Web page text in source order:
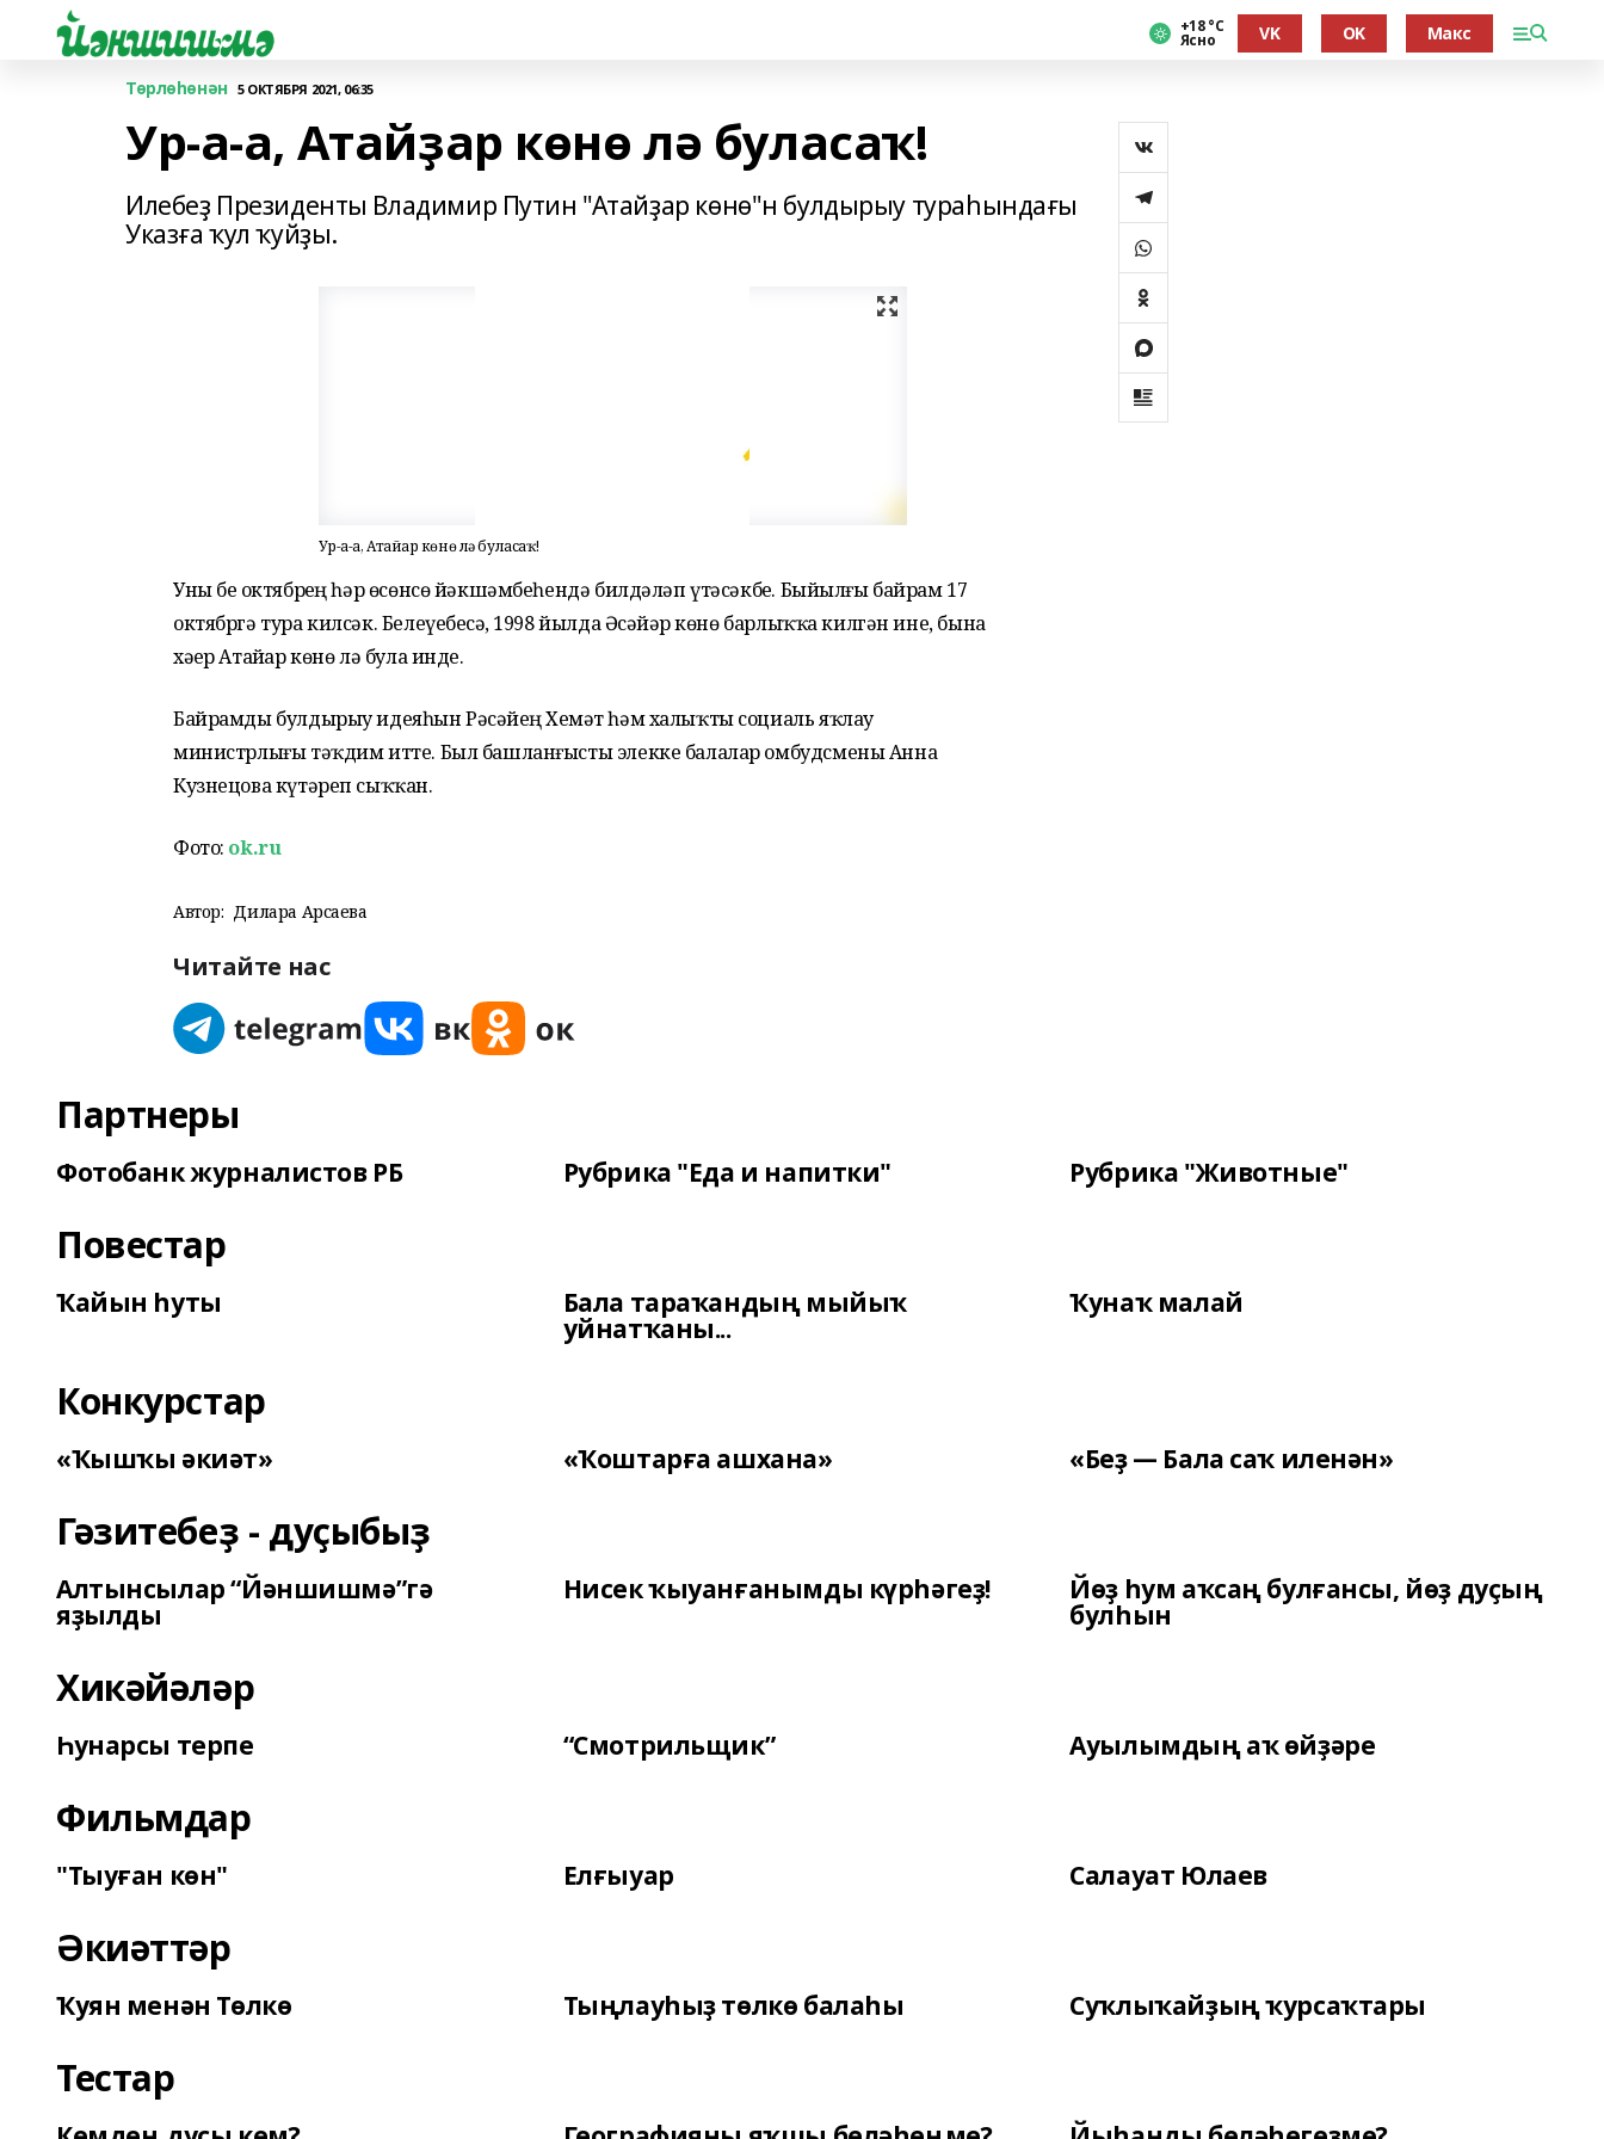
+18 °С
Ясно VK OK Макс
Төрлөһөнән 5 ОКТЯБРЯ 2021, 06:35
Ур-а-а, Атайҙар көнө лә буласаҡ!
Илебеҙ Президенты Владимир Путин "Атайҙар көнө"н булдырыу тураһындағы
Указға ҡул ҡуйҙы.
Ур-а-а, Атайҙар көнө лә буласаҡ!
Уны беҙ октябрҙең һәр өсөнсө йәкшәмбеһендә билдәләп үтәсәкбеҙ. Быйылғы байрам 17
октябргә тура килсәк. Белеүебеҙсә, 1998 йылда Әсәйҙәр көнө барлыҡҡа килгән ине, бына
хәҙер Атайҙар көнө лә була инде.
Байрамды булдырыу идеяһын Рәсәйҙең Хеҙмәт һәм халыҡты социаль яҡлау
министрлығы тәҡдим итте. Был башланғысты элекке балалар омбудсмены Анна
Кузнецова күтәреп сыҡҡан.
Фото: ok.ru
Автор: Дилара Арсаева
Читайте нас
Партнеры
Фотобанк журналистов РБ Рубрика "Еда и напитки" Рубрика "Животные"
Повестар
Ҡайын һуты Бала тараҡандың мыйыҡ
уйнатҡаны...
Ҡунаҡ малай
Конкурстар
«Ҡышҡы әкиәт» «Ҡоштарға ашхана» «Беҙ — Бала саҡ иленән»
Гәзитебеҙ - дуҫыбыҙ
Алтынсылар “Йәншишмә”гә
яҙылды
Нисек ҡыуанғанымды күрһәгеҙ! Йөҙ һум аҡсаң булғансы, йөҙ дуҫың
булһын
Хикәйәләр
Һунарсы терпе “Смотрильщик” Ауылымдың аҡ өйҙәре
Фильмдар
"Тыуған көн" Елғыуар Салауат Юлаев
Әкиәттәр
Ҡуян менән Төлкө Тыңлауһыҙ төлкө балаһы Суҡлыҡайҙың ҡурсаҡтары
Тестар